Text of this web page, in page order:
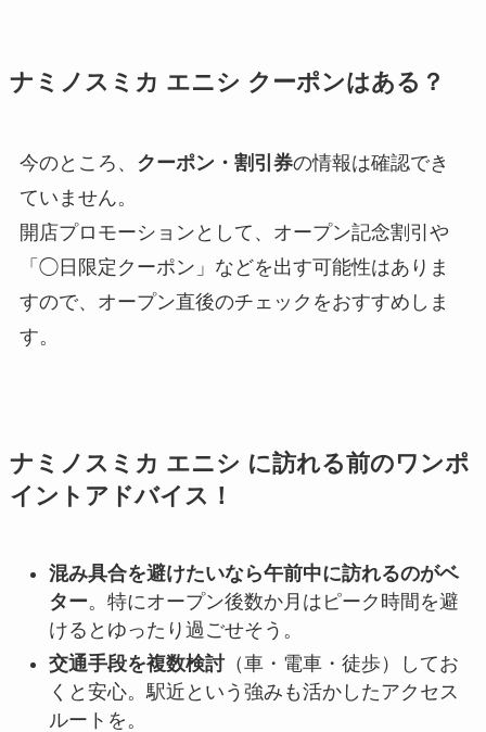
ナミノスミカ エニシ クーポンはある？
今のところ、 クーポン・割引券の情報は確認でき
ていません。
開店プロモーションとして、オープン記念割引や
「◯日限定クーポン」などを出す可能性はありま
すので、オープン直後のチェックをおすすめしま
す。
ナミノスミカ エニシ に訪れる前のワンポ
イントアドバイス！
混み具合を避けたいなら午前中に訪れるのがベ
ター。特にオープン後数か月はピーク時間を避
けるとゆったり過ごせそう。
交通手段を複数検討（車・電車・徒歩）してお
くと安心。駅近という強みも活かしたアクセス
ルートを。